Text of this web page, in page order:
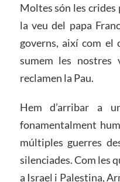
Moltes són les crides
la veu del papa
governs, així com el
sumem les nostres
reclamen la Pau.
Hem d’arribar a
fonamentalment
múltiples guerres
silenciades. Com les
a Israel i Palestina,